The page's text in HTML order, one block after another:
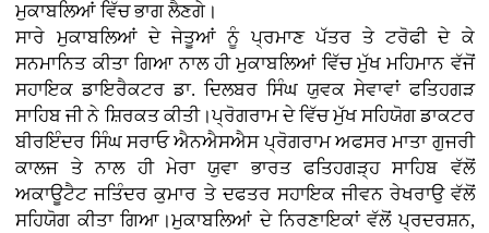
ਮੁਕਾਬਲਿਆਂ ਵਿੱਚ ਭਾਗ ਲੈਣਗੇ।
ਸਾਰੇ ਮੁਕਾਬਲਿਆਂ ਦੇ ਜੇਤੂਆਂ ਨੂੰ ਪ੍ਰਮਾਣ ਪੱਤਰ ਤੇ ਟਰੋਫੀ ਦੇ ਕੇ
ਸਨਮਾਨਿਤ ਕੀਤਾ ਗਿਆ ਨਾਲ ਹੀ ਮੁਕਾਬਲਿਆਂ ਵਿੱਚ ਮੁੱਖ ਮਹਿਮਾਨ ਵੱਜੋਂ
ਸਹਾਇਕ ਡਾਇਰੈਕਟਰ ਡਾ. ਦਿਲਬਰ ਸਿੰਘ ਯੁਵਕ ਸੇਵਾਵਾਂ ਫਤਿਹਗੜ
ਸਾਹਿਬ ਜੀ ਨੇ ਸ਼ਿਰਕਤ ਕੀਤੀ।ਪ੍ਰੋਗਰਾਮ ਦੇ ਵਿੱਚ ਮੁੱਖ ਸਹਿਯੋਗ ਡਾਕਟਰ
ਬੀਰਇੰਦਰ ਸਿੰਘ ਸਰਾਓ ਐਨਐਸਐਸ ਪ੍ਰੋਗਰਾਮ ਅਫਸਰ ਮਾਤਾ ਗੁਜਰੀ
ਕਾਲਜ ਤੇ ਨਾਲ ਹੀ ਮੇਰਾ ਯੁਵਾ ਭਾਰਤ ਫਤਿਹਗੜ੍ਹ ਸਾਹਿਬ ਵੱਲੋਂ
ਅਕਾਊਟੈਟ ਜਤਿੰਦਰ ਕੁਮਾਰ ਤੇ ਦਫਤਰ ਸਹਾਇਕ ਜੀਵਨ ਰੇਖਰਾਉ ਵੱਲੋਂ
ਸਹਿਯੋਗ ਕੀਤਾ ਗਿਆ।ਮੁਕਾਬਲਿਆਂ ਦੇ ਨਿਰਣਾਇਕਾਂ ਵੱਲੋਂ ਪ੍ਰਦਰਸ਼ਨ,